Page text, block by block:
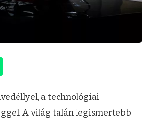
a technológiai
A világ talán legismertebb